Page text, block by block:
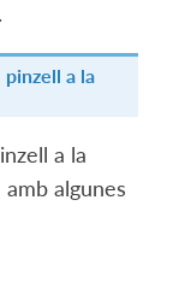
a la
a la
algunes